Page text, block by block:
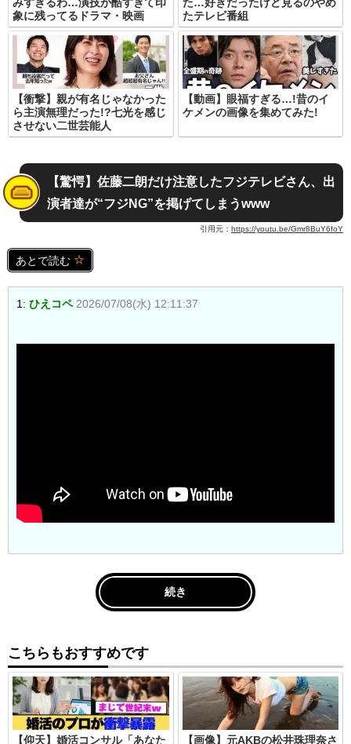
象に残ってるドラマ・映画
たテレビ番組
【衝撃】親が有名じゃなかった
ら主演無理だった!?七光を感じ
させない二世芸能人
【動画】眼福すぎる…!昔のイ
ケメンの画像を集めてみた!
【驚愕】佐藤二朗だけ注意したフジテレビさん、出
演者達が“フジNG”を掲げてしまうwww
引用元： https://youtu.be/Gmr8BuY6foY
あとで読む
1: ひえコペ 2026/07/08(水) 12:11:37
続き
こちらもおすすめです
【仰天】婚活コンサル「あなた 【画像】元AKBの松井珠理奈さ